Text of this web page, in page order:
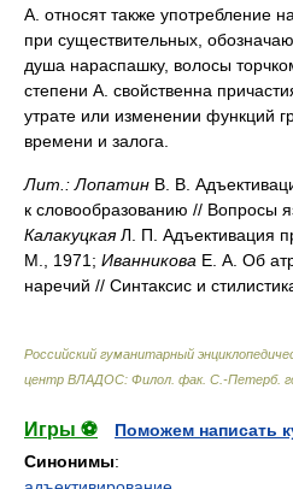
А. относят также употребление
при существительных,
душа нараспашку, волосы
степени А. свойственна
утрате или изменении функций
времени и залога.
Лит.: Лопатин В. В.
к словообразованию // Вопросы
КалакуцкаяЛ. П. Адъективация
М., 1971; Иванникова Е. А. Об
наречий // Синтаксис и
Российский гуманитарный
центр ВЛАДОС: Филол. фак. С.-Петерб.
Игры ⚽
Поможем написать
Синонимы: